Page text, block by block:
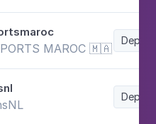
MAROC 🇲🇦